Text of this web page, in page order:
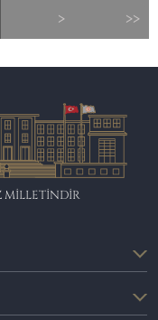
> >>
MİLLETİNDİR